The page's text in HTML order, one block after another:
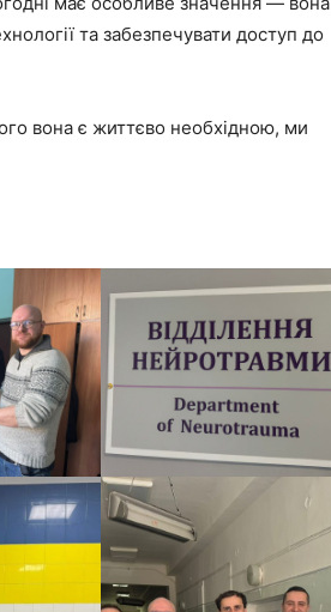
та забезпечувати доступ до
вона є життєво необхідною, ми